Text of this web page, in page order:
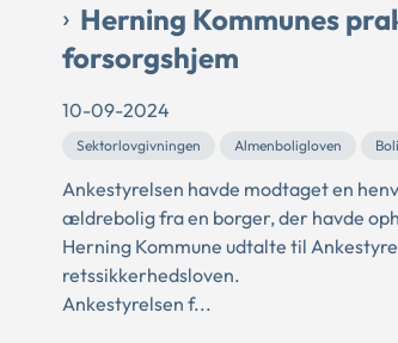
Herning Kommunes
forsorgshjem
10-09-2024
Sektorlovgivningen Almenboligloven
Ankestyrelsen havde modtaget en
ældrebolig fra en borger, der havde
Herning Kommune udtalte til
retssikkerhedsloven.
Ankestyrelsen f...